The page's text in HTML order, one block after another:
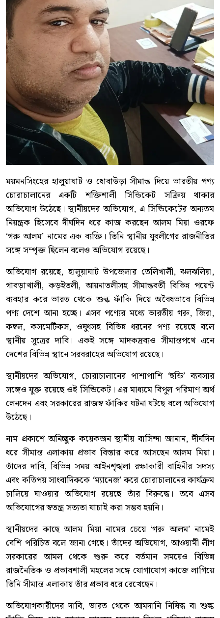
ময়মনসিংহের হালুয়াঘাট ও ধোবাউড়া সীমান্ত দিয়ে ভারতীয় পণ্য
চোরাচালানের একটি শক্তিশালী সিন্ডিকেট সক্রিয় থাকার
অভিযোগ উঠেছে। স্থানীয়দের অভিযোগ, এ সিন্ডিকেটের অন্যতম
নিয়ন্ত্রক হিসেবে দীর্ঘদিন ধরে কাজ করছেন আলম মিয়া ওরফে
‘গরু আলম’ নামের এক ব্যক্তি। তিনি স্থানীয় যুবলীগের রাজনীতির
সঙ্গে সম্পৃক্ত ছিলেন বলেও অভিযোগ রয়েছে।
অভিযোগ রয়েছে, হালুয়াঘাট উপজেলার তেলিখালী, ঝলঝলিয়া,
গাবড়াখালী, কড়ইতলী, আয়নাতলীসহ সীমান্তবর্তী বিভিন্ন পয়েন্ট
ব্যবহার করে ভারত থেকে শুল্ক ফাঁকি দিয়ে অবৈধভাবে বিভিন্ন
পণ্য দেশে আনা হচ্ছে। এসব পণ্যের মধ্যে ভারতীয় গরু, জিরা,
কম্বল, কসমেটিকস, ওষুধসহ বিভিন্ন ধরনের পণ্য রয়েছে বলে
স্থানীয় সূত্রের দাবি। একই সঙ্গে মাদকদ্রব্যও সীমান্তপথে এনে
দেশের বিভিন্ন স্থানে সরবরাহের অভিযোগ রয়েছে।
স্থানীয়দের অভিযোগ, চোরাচালানের পাশাপাশি ‘হুন্ডি’ ব্যবসার
সঙ্গেও যুক্ত রয়েছে ওই সিন্ডিকেট। এর মাধ্যমে বিপুল পরিমাণ অর্থ
লেনদেন এবং সরকারের রাজস্ব ফাঁকির ঘটনা ঘটছে বলে অভিযোগ
উঠেছে।
নাম প্রকাশে অনিচ্ছুক কয়েকজন স্থানীয় বাসিন্দা জানান, দীর্ঘদিন
ধরে সীমান্ত এলাকায় প্রভাব বিস্তার করে আসছেন আলম মিয়া।
তাঁদের দাবি, বিভিন্ন সময় আইনশৃঙ্খলা রক্ষাকারী বাহিনীর সদস্য
এবং কতিপয় সাংবাদিককে ‘ম্যানেজ’ করে চোরাচালানের কার্যক্রম
চালিয়ে যাওয়ার অভিযোগ রয়েছে তাঁর বিরুদ্ধে। তবে এসব
অভিযোগের স্বতন্ত্র সত্যতা যাচাই করা সম্ভব হয়নি।
স্থানীয়দের কাছে আলম মিয়া নামের চেয়ে ‘গরু আলম’ নামেই
বেশি পরিচিত বলে জানা গেছে। তাঁদের অভিযোগ, আওয়ামী লীগ
সরকারের আমল থেকে শুরু করে বর্তমান সময়েও বিভিন্ন
রাজনৈতিক ও প্রভাবশালী মহলের সঙ্গে যোগাযোগ কাজে লাগিয়ে
তিনি সীমান্ত এলাকায় তাঁর প্রভাব ধরে রেখেছেন।
অভিযোগকারীদের দাবি, ভারত থেকে আমদানি নিষিদ্ধ বা শুল্ক